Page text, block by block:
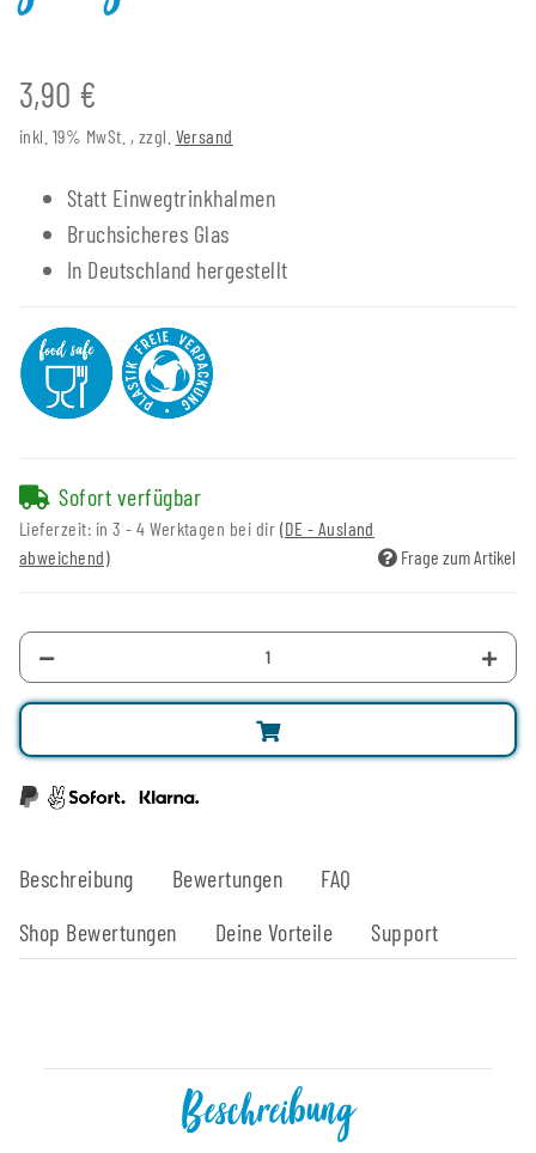
3,90 €
inkl. 19% MwSt. , zzgl. Versand
Statt Einwegtrinkhalmen
Bruchsicheres Glas
In Deutschland hergestellt
Sofort verfügbar
Lieferzeit: in 3 - 4 Werktagen bei dir (DE - Ausland
abweichend)
Frage zum Artikel
Beschreibung Bewertungen
FAQ
Shop Bewertungen
Deine Vorteile Support
Beschreibung